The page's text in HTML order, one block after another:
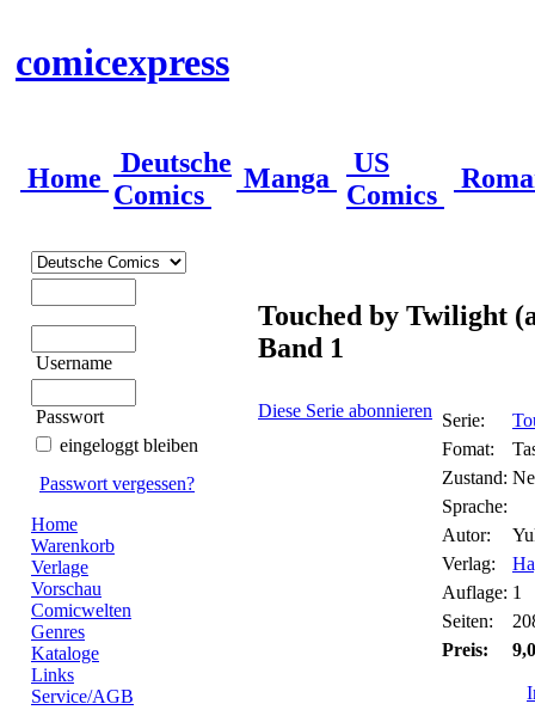
comicexpress
Home
Deutsche
Comics
Manga
US
Comics
Username
Passwort
eingeloggt bleiben
Passwort vergessen?
Home
Warenkorb
Verlage
Vorschau
Comicwelten
Genres
Kataloge
Links
Service/AGB
Touched by Twilight
Band 1
Diese Serie abonnieren Serie:
Fomat:
Zustand:
Sprache:
Autor:
Verlag:
Auflage: 1
Seiten:
Preis: